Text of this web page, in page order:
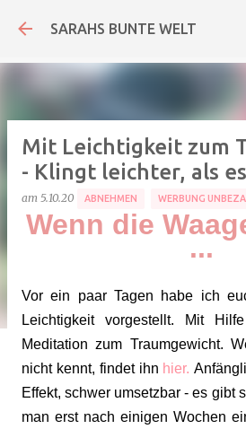
Direkt zum
SARAHS BUNTE WELT
Mit Leichtigkeit zum
- Klingt leichter, als
am 5.10.20 ABNEHMEN WERBUNG
Wenn die
...
Vor ein paar Tagen habe ich
Leichtigkeit vorgestellt. Mit
Meditation zum Traumgewicht.
nicht kennt, findet ihn hier.
Effekt, schwer umsetzbar - es gibt
man erst nach einigen Wochen